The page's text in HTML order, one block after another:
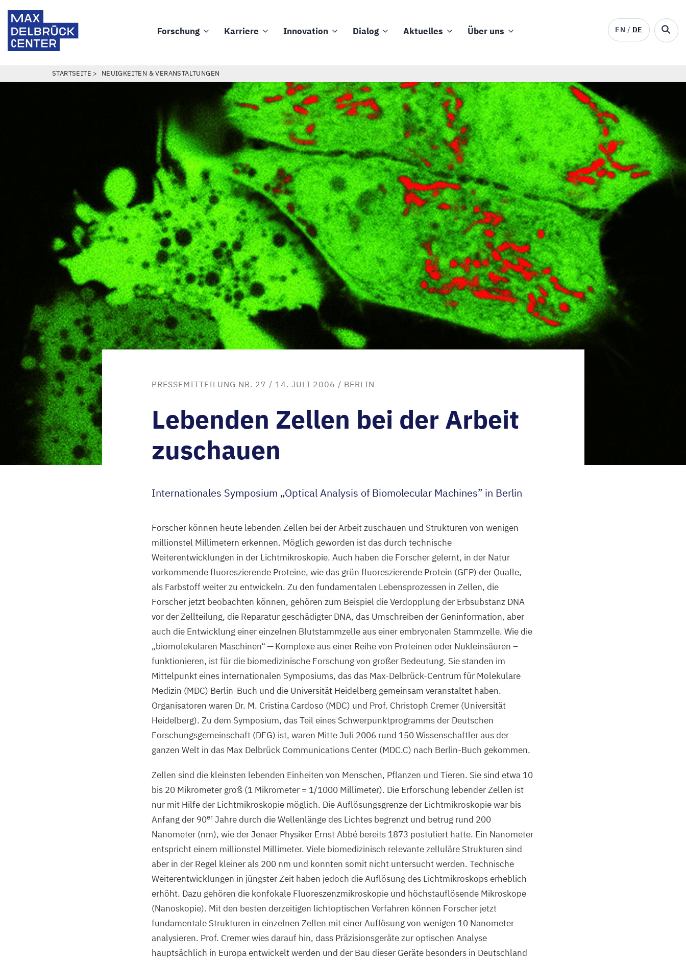
zum
Inhalt
Forschung Karriere Innovation Dialog Aktuelles Über uns EN DE
PFADNAVIGATION
STARTSEITE NEUIGKEITEN & VERANSTALTUNGEN
PRESSEMITTEILUNG NR. 27 / 14. JULI 2006 / BERLIN
Lebenden Zellen bei der Arbeit
zuschauen
Internationales Symposium „Optical Analysis of Biomolecular Machines” in Berlin
Forscher können heute lebenden Zellen bei der Arbeit zuschauen und Strukturen von wenigen
millionstel Millimetern erkennen. Möglich geworden ist das durch technische
Weiterentwicklungen in der Lichtmikroskopie. Auch haben die Forscher gelernt, in der Natur
vorkommende fluoreszierende Proteine, wie das grün fluoreszierende Protein (GFP) der Qualle,
als Farbstoff weiter zu entwickeln. Zu den fundamentalen Lebensprozessen in Zellen, die
Forscher jetzt beobachten können, gehören zum Beispiel die Verdopplung der Erbsubstanz DNA
vor der Zellteilung, die Reparatur geschädigter DNA, das Umschreiben der Geninformation, aber
auch die Entwicklung einer einzelnen Blutstammzelle aus einer embryonalen Stammzelle. Wie die
„biomolekularen Maschinen“ — Komplexe aus einer Reihe von Proteinen oder Nukleinsäuren –
funktionieren, ist für die biomedizinische Forschung von großer Bedeutung. Sie standen im
Mittelpunkt eines internationalen Symposiums, das das Max-Delbrück-Centrum für Molekulare
Medizin (MDC) Berlin-Buch und die Universität Heidelberg gemeinsam veranstaltet haben.
Organisatoren waren Dr. M. Cristina Cardoso (MDC) und Prof. Christoph Cremer (Universität
Heidelberg). Zu dem Symposium, das Teil eines Schwerpunktprogramms der Deutschen
Forschungsgemeinschaft (DFG) ist, waren Mitte Juli 2006 rund 150Wissenschaftler aus der
ganzen Welt in das Max Delbrück Communications Center (MDC.C) nach Berlin-Buch gekommen.
Zellen sind die kleinsten lebenden Einheiten von Menschen, Pflanzen und Tieren. Sie sind etwa 10
bis 20 Mikrometer groß (1 Mikrometer = 1/1000 Millimeter). Die Erforschung lebender Zellen ist
nur mit Hilfe der Lichtmikroskopie möglich. Die Auflösungsgrenze der Lichtmikroskopie war bis
Anfang der 90er Jahre durch die Wellenlänge des Lichtes begrenzt und betrug rund 200
Nanometer (nm), wie der Jenaer Physiker Ernst Abbé bereits 1873 postuliert hatte. Ein Nanometer
entspricht einem millionstel Millimeter. Viele biomedizinisch relevante zelluläre Strukturen sind
aber in der Regel kleiner als 200 nm und konnten somit nicht untersucht werden. Technische
Weiterentwicklungen in jüngster Zeit haben jedoch die Auflösung des Lichtmikroskops erheblich
erhöht. Dazu gehören die konfokale Fluoreszenzmikroskopie und höchstauflösende Mikroskope
(Nanoskopie). Mit den besten derzeitigen lichtoptischen Verfahren können Forscher jetzt
fundamentale Strukturen in einzelnen Zellen mit einer Auflösung von wenigen 10 Nanometer
analysieren. Prof. Cremer wies darauf hin, dass Präzisionsgeräte zur optischen Analyse
hauptsächlich in Europa entwickelt werden und der Bau dieser Geräte besonders in Deutschland